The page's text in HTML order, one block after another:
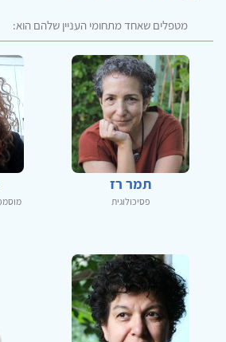
מטפלים שאחד מתחומי העניין שלהם הוא:
תמר רז
פסיכולוגית